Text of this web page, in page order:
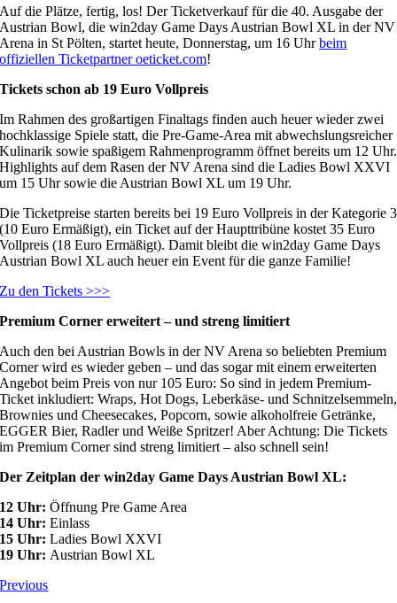
Auf die Plätze, fertig, los! Der Ticketverkauf für die 40. Ausgabe der
Austrian Bowl, die win2day Game Days Austrian Bowl XL in der NV
Arena in St Pölten, startet heute, Donnerstag, um 16 Uhrbeim
offiziellen Ticketpartner oeticket.com!
Tickets schon ab 19 Euro Vollpreis
Im Rahmen des großartigen Finaltags finden auch heuer wieder zwei
hochklassige Spiele statt, die Pre-Game-Area mit abwechslungsreicher
Kulinarik sowie spaßigem Rahmenprogramm öffnet bereits um 12 Uhr.
Highlights auf dem Rasen der NV Arena sind die Ladies Bowl XXVI
um 15 Uhr sowie die Austrian Bowl XL um 19 Uhr.
Die Ticketpreise starten bereits bei 19 Euro Vollpreis in der Kategorie 3
(10 Euro Ermäßigt), ein Ticket auf der Haupttribüne kostet 35 Euro
Vollpreis (18 Euro Ermäßigt). Damit bleibt die win2day Game Days
Austrian Bowl XL auch heuer ein Event für die ganze Familie!
Zu den Tickets >>>
Premium Corner erweitert – und streng limitiert
Auch den bei Austrian Bowls in der NV Arena so beliebten Premium
Corner wird es wieder geben – und das sogar mit einem erweiterten
Angebot beim Preis von nur 105 Euro: So sind in jedem Premium-
Ticket inkludiert: Wraps, Hot Dogs, Leberkäse- und Schnitzelsemmeln,
Brownies und Cheesecakes, Popcorn, sowie alkoholfreie Getränke,
EGGER Bier, Radler und Weiße Spritzer! Aber Achtung: Die Tickets
im Premium Corner sind streng limitiert – also schnell sein!
Der Zeitplan der win2day Game Days Austrian Bowl XL:
12 Uhr:Öffnung Pre Game Area
14 Uhr: Einlass
15 Uhr: Ladies Bowl XXVI
19 Uhr: Austrian Bowl XL
Previous